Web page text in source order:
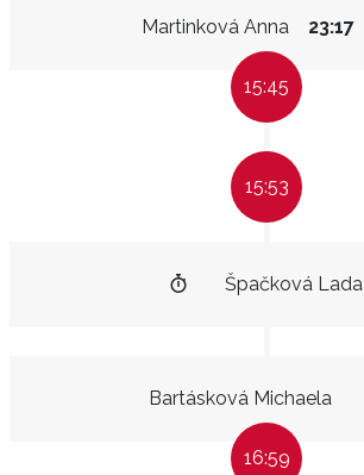
Martinková Anna 23:17
15:45
15:53
Špačková Lada
Bartásková Michaela
16:59